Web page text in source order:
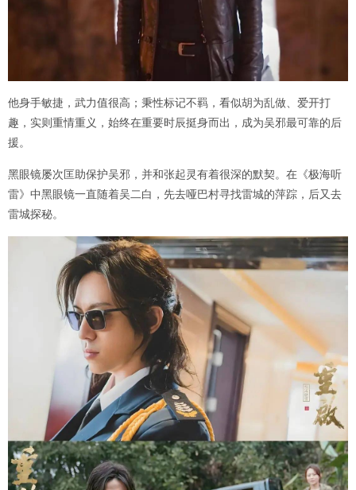
他身手敏捷，武力值很高；秉性标记不羁，看似胡为乱做、爱开打
趣，实则重情重义，始终在重要时辰挺身而出，成为吴邪最可靠的后
援。
黑眼镜屡次匡助保护吴邪，并和张起灵有着很深的默契。在《极海听
雷》中黑眼镜一直随着吴二白，先去哑巴村寻找雷城的萍踪，后又去
雷城探秘。